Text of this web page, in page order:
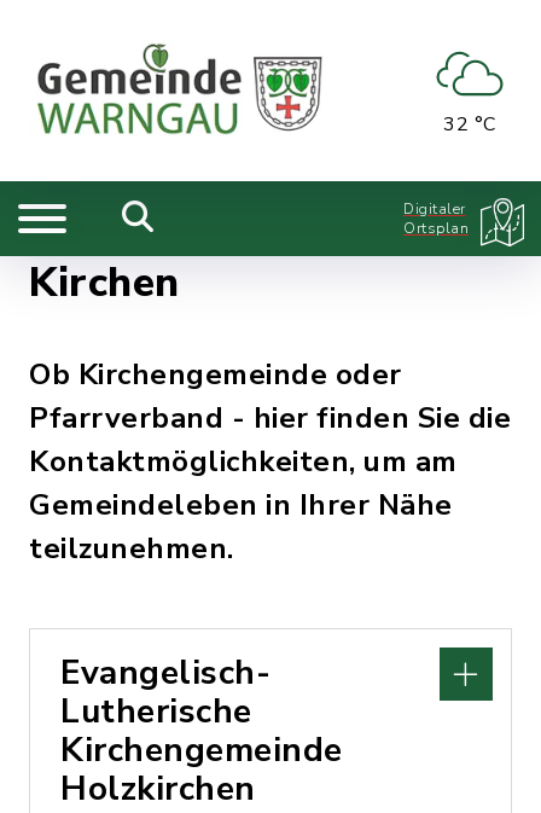
32 °C
Digitaler
Ortsplan
Kirchen
Ob Kirchengemeinde oder
Pfarrverband - hier finden Sie die
Kontaktmöglichkeiten, um am
Gemeindeleben in Ihrer Nähe
teilzunehmen.
Evangelisch-
Lutherische
Kirchengemeinde
Holzkirchen